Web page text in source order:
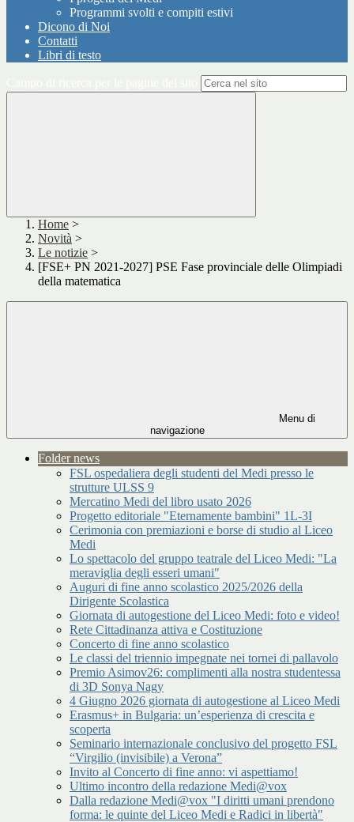
Programmi svolti e compiti estivi
Dicono di Noi
Contatti
Libri di testo
Home >
Novità >
Le notizie >
[FSE+ PN 2021-2027] PSE Fase provinciale delle Olimpiadi
della matematica
Menu di
navigazione
Folder news
FSL ospedaliera degli studenti del Medi presso le
strutture ULSS 9
Mercatino Medi del libro usato 2026
Progetto editoriale "Eternamente bambini" 1L-3I
Cerimonia con premiazioni e borse di studio al Liceo
Medi
Lo spettacolo del gruppo teatrale del Liceo Medi: "La
meraviglia degli esseri umani"
Auguri di fine anno scolastico 2025/2026 della
Dirigente Scolastica
Giornata di autogestione del Liceo Medi: foto e video!
Rete Cittadinanza attiva e Costituzione
Concerto di fine anno scolastico
Le classi del triennio impegnate nei tornei di pallavolo
Premio Asimov26: complimenti alla nostra studentessa
di 3D Sonya Nagy
4 Giugno 2026 giornata di autogestione al Liceo Medi
Erasmus+ in Bulgaria: un’esperienza di crescita e
scoperta
Seminario internazionale conclusivo del progetto FSL
“Virgilio (invisibile) a Verona”
Invito al Concerto di fine anno: vi aspettiamo!
Ultimo incontro della redazione Medi@vox
Dalla redazione Medi@vox "I diritti umani prendono
forma: le quinte del Liceo Medi e Radici in libertà"